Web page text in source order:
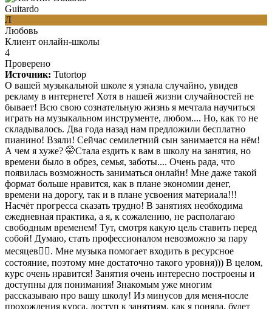
Guitardo
Л
Любовь
Клиент онлайн-школы
4
Проверено
Источник: Tutortop
О вашей музыкальной школе я узнала случайно, увидев
рекламу в интернете! Хотя в нашей жизни случайностей не
бывает! Всю свою сознательную жизнь я мечтала научиться
играть на музыкальном инструменте, любом.... Но, как то не
складывалось. Два года назад нам предложили бесплатно
пианино! Взяли! Сейчас семилетний сын занимается на нём!
А чем я хуже? 🤭Стала ездить к вам в школу на занятия, но
времени было в обрез, семья, заботы.... Очень рада, что
появилась возможность заниматься онлайн! Мне даже такой
формат больше нравится, как в плане экономии денег,
времени на дорогу, так и в плане усвоения материала!!!
Насчёт прогресса сказать трудно! В занятиях необходима
ежедневная практика, а я, к сожалению, не располагаю
свободным временем! Тут, смотря какую цель ставить перед
собой! Думаю, стать профессионалом невозможно за пару
месяцев🤦‍♀️. Мне музыка помогает входить в ресурсное
состояние, поэтому мне достаточно такого уровня))) В целом,
курс очень нравится! Занятия очень интересно построены и
доступны для понимания! Знакомым уже многим
рассказываю про вашу школу! Из минусов для меня-после
прохождения курса, доступ к занятиям, как я поняла, будет